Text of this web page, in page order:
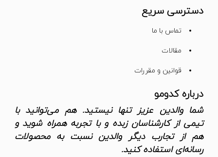
دسترسی سریع
تماس با ما
مقالات
قوانین و مقررات
درباره کدومو
شما والدین عزیز تنها نیستید. هم می‌توانید با
تیمی از کارشناسان زبده و با تجربه همراه شوید و
هم از تجارب دیگر والدین نسبت به محصولات
رسانه‌ای استفاده کنید.